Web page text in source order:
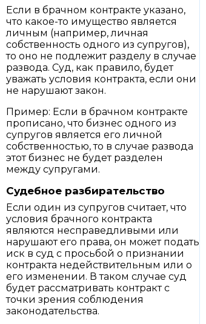
Если в брачном контракте указано,
что какое-то имущество является
личным (например, личная
собственность одного из супругов),
то оно не подлежит разделу в случае
развода. Суд, как правило, будет
уважать условия контракта, если они
не нарушают закон.
Пример: Если в брачном контракте
прописано, что бизнес одного из
супругов является его личной
собственностью, то в случае развода
этот бизнес не будет разделен
между супругами.
Судебное разбирательство
Если один из супругов считает, что
условия брачного контракта
являются несправедливыми или
нарушают его права, он может подать
иск в суд с просьбой о признании
контракта недействительным или о
его изменении. В таком случае суд
будет рассматривать контракт с
точки зрения соблюдения
законодательства.